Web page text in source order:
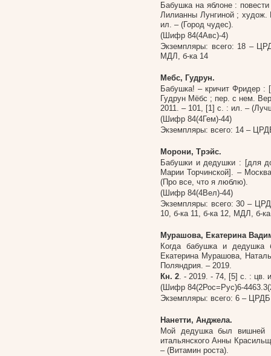
Бабушка на яблоне :
Лилианны Лунгиной ;
ил. – (Город чудес).
(Шифр 84(4Авс)-4)
Экземпляры: всего: 18 –
МДЛ , б-ка 14
Мебс, Гудрун.
Бабушка! – кричит Фридер :
Гудрун Мёбс ; пер. с нем.
2011. – 101, [1] с. : ил. –
(Шифр 84(4Гем)-44)
Экземпляры: всего: 14 –
Морони, Трэйс.
Бабушки и дедушки : [для
Марии Торчинской]. –
(Про все, что я люблю).
(Шифр 84(4Вел)-44)
Экземпляры: всего: 30 –
10, б-ка 11, б-ка 12, МДЛ , б-
Мурашова, Екатерина
Когда бабушка и
Екатерина Мурашова,
Поляндрия. – 2019.
Кн. 2. - 2019. - 74, [5] с. : цв.
(Шифр 84(2Рос=Рус)6-
Экземпляры: всего: 6 –
Нанетти, Анджела.
Мой дедушка был вишней
итальянского Анны
– (Витамин роста).